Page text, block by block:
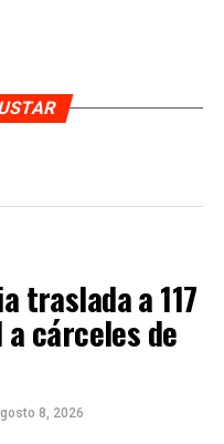
traslada a 117
cárceles de
8, 2026